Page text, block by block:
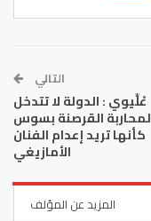
التالي
عْلِّيوي : الدولة لا تتدخل
لمحاربة القرصنة بسوس
كأنها تريد إعدام الفنان
الأمازيغي
المزيد عن المؤلف